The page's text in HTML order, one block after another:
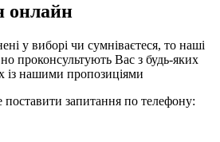
онлайн
у виборі чи сумніваєтеся, то наші
проконсультують Вас з будь-яких
із нашими пропозиціями
запитання по телефону: